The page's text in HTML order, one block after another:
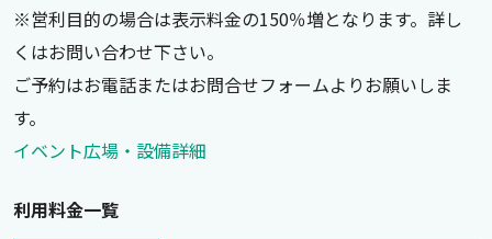
※営利目的の場合は表示料金の150％増となります。詳し
くはお問い合わせ下さい。
ご予約はお電話またはお問合せフォームよりお願いしま
す。
イベント広場・設備詳細
利用料金一覧